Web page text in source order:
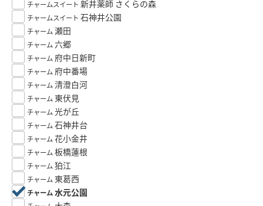
チャームスイート 新井薬師 さくらの森
チャームスイート 石神井公園
チャーム瀬田
チャーム 六郷
チャーム 府中日新町
チャーム 府中番場
チャーム清澄白河
チャーム 東伏見
チャーム光が丘
チャーム石神井台
チャーム花小金井
チャーム板橋蓮根
チャーム狛江
チャーム 東葛西
チャーム水元公園